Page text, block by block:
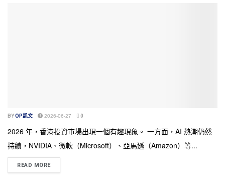
BYOP凱文 2026-06-27 0
2026 年，香港投資市場出現一個有趣現象。 一方面，AI 熱潮仍然
持續，NVIDIA、微軟（Microsoft）、亞馬遜（Amazon）等...
READ MORE